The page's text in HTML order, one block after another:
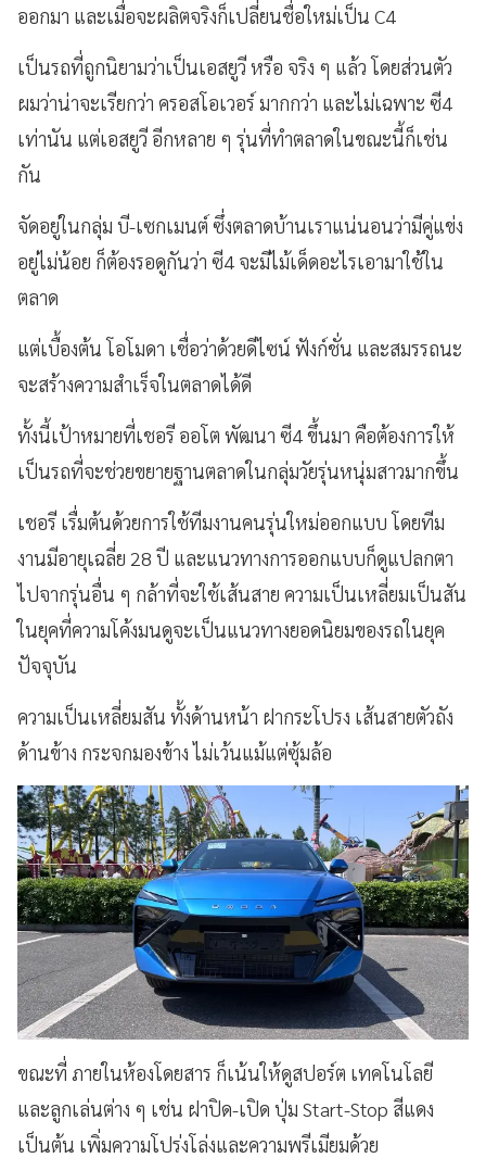
ออกมา และเมื่อจะผลิตจริงก็เปลี่ยนชื่อใหม่เป็น C4
เป็นรถที่ถูกนิยามว่าเป็นเอสยูวี หรือ จริง ๆ แล้ว โดยส่วนตัว
ผมว่าน่าจะเรียกว่า ครอสโอเวอร์ มากกว่า และไม่เฉพาะ ซี4
เท่านัน แต่เอสยูวี อีกหลาย ๆ รุ่นที่ทำตลาดในขณะนี้ก็เช่น
กัน
จัดอยู่ในกลุ่ม บี-เซกเมนต์ ซึ่งตลาดบ้านเราแน่นอนว่ามีคู่แข่ง
อยู่ไม่น้อย ก็ต้องรอดูกันว่า ซี4 จะมีไม้เด็ดอะไรเอามาใช้ใน
ตลาด
แต่เบื้องต้น โอโมดา เชื่อว่าด้วยดีไซน์ ฟังก์ชั่น และสมรรถนะ
จะสร้างความสำเร็จในตลาดได้ดี
ทั้งนี้เป้าหมายที่เชอรี ออโต พัฒนา ซี4 ขึ้นมา คือต้องการให้
เป็นรถที่จะช่วยขยายฐานตลาดในกลุ่มวัยรุ่นหนุ่มสาวมากขึ้น
เชอรี เรื่มต้นด้วยการใช้ทีมงานคนรุ่นใหม่ออกแบบ โดยทีม
งานมีอายุเฉลี่ย 28 ปี และแนวทางการออกแบบก็ดูแปลกตา
ไปจากรุ่นอื่น ๆ กล้าที่จะใช้เส้นสาย ความเป็นเหลี่ยมเป็นสัน
ในยุคที่ความโค้งมนดูจะเป็นแนวทางยอดนิยมของรถในยุค
ปัจจุบัน
ความเป็นเหลี่ยมสัน ทั้งด้านหน้า ฝากระโปรง เส้นสายตัวถัง
ด้านข้าง กระจกมองข้าง ไม่เว้นแม้แต่ซุ้มล้อ
ขณะที่ ภายในห้องโดยสาร ก็เน้นให้ดูสปอร์ต เทคโนโลยี
และลูกเล่นต่าง ๆ เช่น ฝาปิด-เปิด ปุ่ม Start-Stop สีแดง
เป็นต้น เพิ่มความโปร่งโล่งและความพรีเมียมด้วย